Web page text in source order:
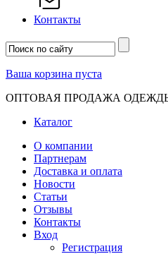
Контакты
Ваша корзина пуста
ОПТОВАЯ ПРОДАЖА
Каталог
О компании
Партнерам
Доставка и оплата
Новости
Статьи
Отзывы
Контакты
Вход
Регистрация